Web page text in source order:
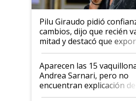
Pilu Giraudo pidió
cambios, dijo que recién
mitad y destacó que
ser "para unos pocos":
mandato muy claro del
nacional"
Aparecen las 15
Andrea Sarnari, pero no
encuentran explicación de
cómo llegaron allí